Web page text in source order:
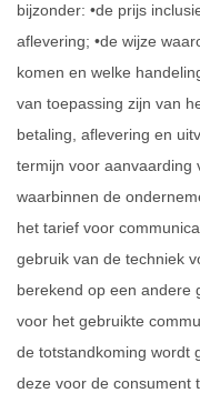
bijzonder: •de prijs
aflevering; •de wijze
komen en welke
van toepassing zijn van
betaling, aflevering en
termijn voor aanvaarding
waarbinnen de
het tarief voor
gebruik van de techniek
berekend op een andere
voor het gebruikte
de totstandkoming wordt
deze voor de consument